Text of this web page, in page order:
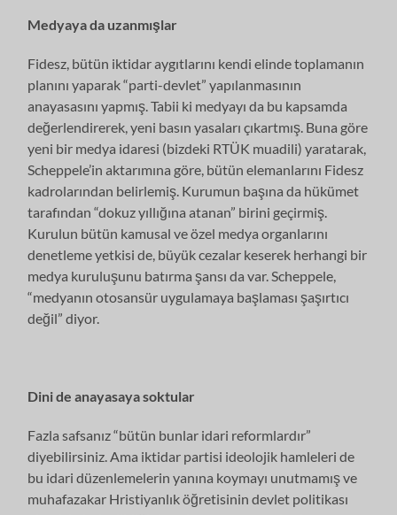
Medyaya da uzanmışlar
Fidesz, bütün iktidar aygıtlarını kendi elinde toplamanın
planını yaparak “parti-devlet” yapılanmasının
anayasasını yapmış. Tabii ki medyayı da bu kapsamda
değerlendirerek, yeni basın yasaları çıkartmış. Buna göre
yeni bir medya idaresi (bizdeki RTÜK muadili) yaratarak,
Scheppele’in aktarımına göre, bütün elemanlarını Fidesz
kadrolarından belirlemiş. Kurumun başına da hükümet
tarafından “dokuz yıllığına atanan” birini geçirmiş.
Kurulun bütün kamusal ve özel medya organlarını
denetleme yetkisi de, büyük cezalar keserek herhangi bir
medya kuruluşunu batırma şansı da var. Scheppele,
“medyanın otosansür uygulamaya başlaması şaşırtıcı
değil” diyor.
Dini de anayasaya soktular
Fazla safsanız “bütün bunlar idari reformlardır”
diyebilirsiniz. Ama iktidar partisi ideolojik hamleleri de
bu idari düzenlemelerin yanına koymayı unutmamış ve
muhafazakar Hristiyanlık öğretisinin devlet politikası